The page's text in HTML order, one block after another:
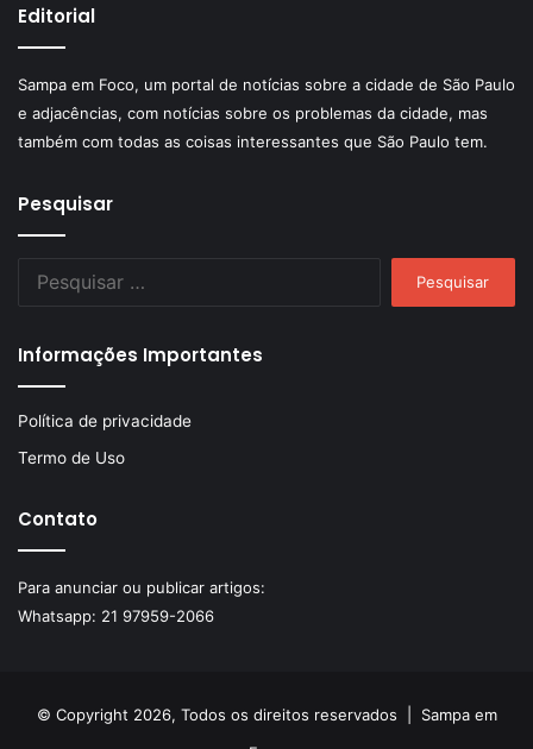
Editorial
Sampa em Foco, um portal de notícias sobre a cidade de São Paulo
e adjacências, com notícias sobre os problemas da cidade, mas
também com todas as coisas interessantes que São Paulo tem.
Pesquisar
Informações Importantes
Política de privacidade
Termo de Uso
Contato
Para anunciar ou publicar artigos:
Whatsapp: 21 97959-2066
© Copyright 2026, Todos os direitos reservados | Sampa em